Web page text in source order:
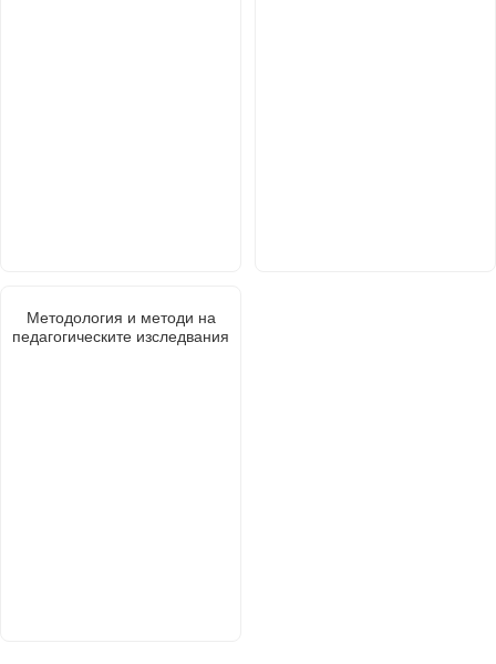
Методология и методи на
педагогическите изследвания